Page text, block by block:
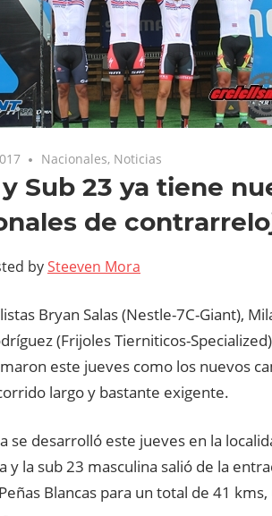
Nacionales, Noticias
Sub 23 ya tiene
de
bySteeven Mora
Bryan Salas (Nestle-7C-Giant),
(Frijoles Tierniticos-
este jueves como los nuevos
largo y bastante exigente.
se desarrolló este jueves en la
y la sub 23 masculina salió de la
Blancas para un total de 41